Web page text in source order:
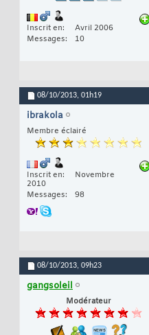
Inscrit en
Avril 2006
Messages
10
08/10/2013, 01h19
ibrakola
Membre éclairé
Inscrit en
Novembre
2010
Messages
98
08/10/2013, 09h23
gangsoleil
Modérateur